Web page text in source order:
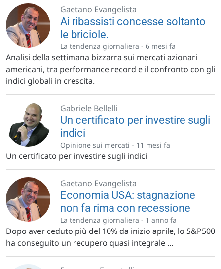
Gaetano Evangelista
Ai ribassisti concesse soltanto
le briciole.
La tendenza giornaliera - 6 mesi fa
Analisi della settimana bizzarra sui mercati azionari
americani, tra performance record e il confronto con gli
indici globali in crescita.
Gabriele Bellelli
Un certificato per investire sugli
indici
Opinione sui mercati - 11 mesi fa
Un certificato per investire sugli indici
Gaetano Evangelista
Economia USA: stagnazione
non fa rima con recessione
La tendenza giornaliera - 1 anno fa
Dopo aver ceduto più del 10% da inizio aprile, lo S&P500
ha conseguito un recupero quasi integrale ...